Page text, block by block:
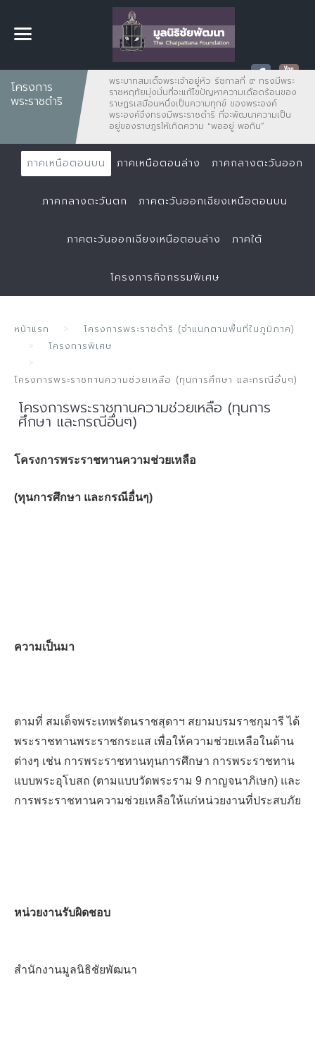
โครงการ
พระราชดำริ
พระบาทสมเด็จพระเจ้าอยู่หัว รัชกาลที่ ๙ ทรงมีพระ
ราชหฤทัยมุ่งมั่นที่จะแก้ไขปัญหาความเดือดร้อนของ
ราษฏรเสมือนหนึ่งเป็นความทุกข์ ของพระองค์
พระองค์จึงทรงมีพระราชดำริ ที่จะพัฒนาความเป็น
อยู่ของราษฎรให้เกิดความ "พออยู่ พอกิน”
ภาคเหนือตอนบน ภาคเหนือตอนล่าง ภาคกลางตะวันออก
ภาคกลางตะวันตก ภาคตะวันออกเฉียงเหนือตอนบน
ภาคตะวันออกเฉียงเหนือตอนล่าง ภาคใต้
โครงการกิจกรรมพิเศษ
หน้าแรก
โครงการพระราชดำริ (จำแนกตามพื้นที่ในภูมิภาค)
โครงการพิเศษ
โครงการพระราชทานความช่วยเหลือ (ทุนการศึกษา และกรณีอื่นๆ)
โครงการพระราชทานความช่วยเหลือ (ทุนการ
ศึกษา และกรณีอื่นๆ)
โครงการพระราชทานความช่วยเหลือ
(ทุนการศึกษา และกรณีอื่นๆ)
ความเป็นมา
ตามที่ สมเด็จพระเทพรัตนราชสุดาฯ สยามบรมราชกุมารี ได้
พระราชทานพระราชกระแส เพื่อให้ความช่วยเหลือในด้าน
ต่างๆ เช่น การพระราชทานทุนการศึกษา การพระราชทาน
แบบพระอุโบสถ (ตามแบบวัดพระราม 9 กาญจนาภิเษก) และ
การพระราชทานความช่วยเหลือให้แก่หน่วยงานที่ประสบภัย
หน่วยงานรับผิดชอบ
สำนักงานมูลนิธิชัยพัฒนา